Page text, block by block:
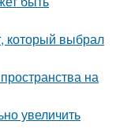
который выбрал
на
увеличить